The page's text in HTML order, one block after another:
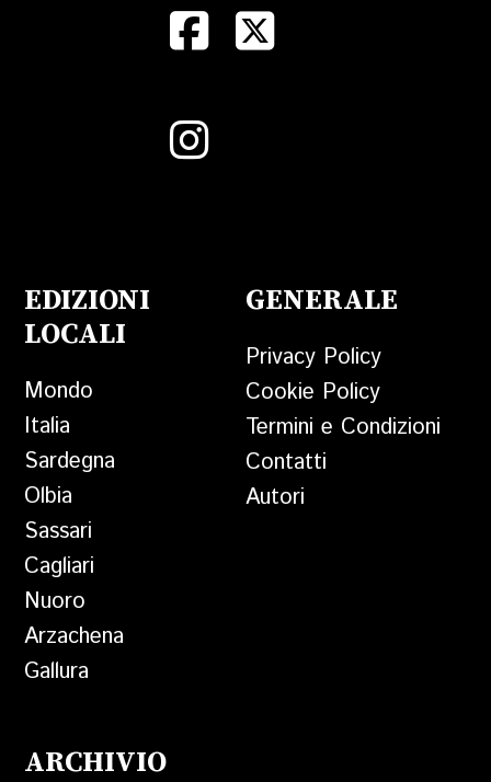
EDIZIONI
LOCALI
Mondo
Italia
Sardegna
Olbia
Sassari
Cagliari
Nuoro
Arzachena
Gallura
GENERALE
Privacy Policy
Cookie Policy
Termini e Condizioni
Contatti
Autori
ARCHIVIO